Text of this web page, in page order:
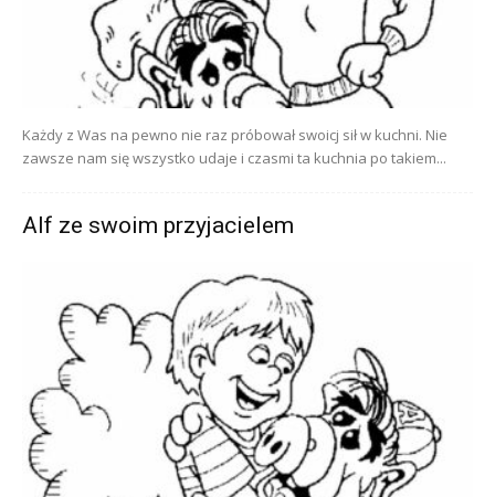
Każdy z Was na pewno nie raz próbował swoicj sił w kuchni. Nie
zawsze nam się wszystko udaje i czasmi ta kuchnia po takiem...
Alf ze swoim przyjacielem